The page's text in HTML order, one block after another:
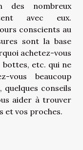
des nombreux
avec eux.
conscients au
sont la base
achetez-vous
bottes, etc. qui ne
vous beaucoup
conseils
aider à trouver
et vos proches.